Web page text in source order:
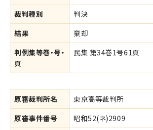
裁判種別
判決
結果
棄却
判例集等巻・号・
頁
民集 第34巻1号61頁
原審裁判所名
東京高等裁判所
原審事件番号
昭和52(ネ)2909